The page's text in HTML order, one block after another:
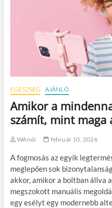
EGÉSZSÉG AJÁNLÓ
Amikor a
számít, mint maga
WAndi február 10, 2026
A fogmosás az egyik
meglepően sok
akkor, amikor a boltban állva
megszokott manuális
egy esélyt egy modernebb